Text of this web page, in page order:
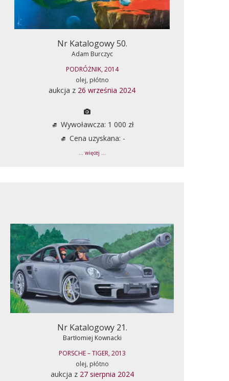
Nr Katalogowy 50.
Adam Burczyc
PODRÓŻNIK, 2014
olej, płótno
aukcja z 26 września 2024
Wywoławcza: 1 000 zł
Cena uzyskana: -
... więcej ...
Nr Katalogowy 21.
Bartłomiej Kownacki
PORSCHE – TIGER, 2013
olej, płótno
aukcja z 27 sierpnia 2024